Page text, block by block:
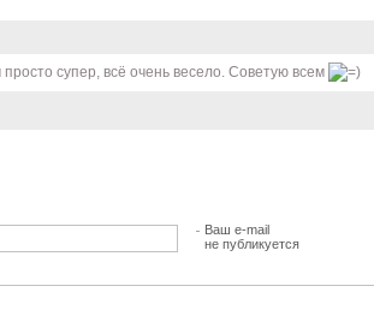
супер, всё очень весело. Советую всем
Ваш e-mail
не публикуется